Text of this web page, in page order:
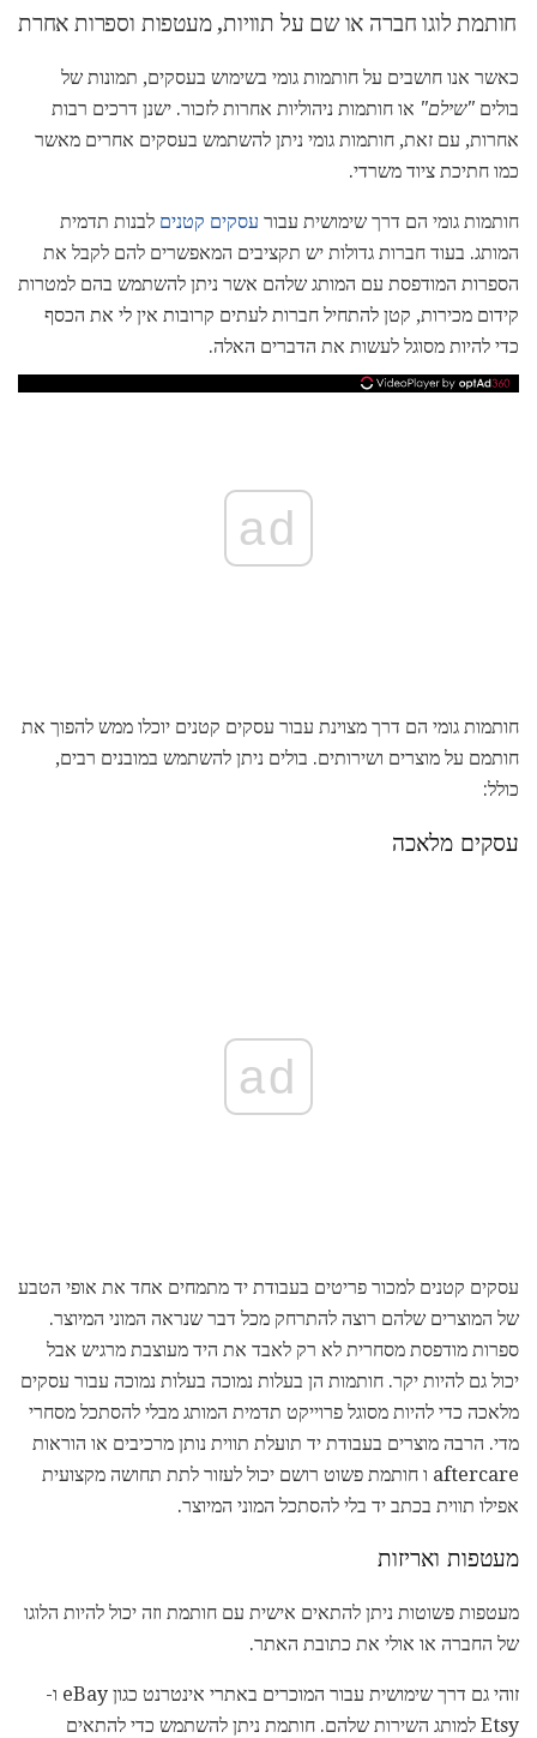
חותמת לוגו חברה או שם על תוויות, מעטפות וספרות אחרת
כאשר אנו חושבים על חותמות גומי בשימוש בעסקים, תמונות של
בולים "שילם" או חותמות ניהוליות אחרות לזכור. ישנן דרכים רבות
אחרות, עם זאת, חותמות גומי ניתן להשתמש בעסקים אחרים מאשר
כמו חתיכת ציוד משרדי.
חותמות גומי הם דרך שימושית עבור עסקים קטנים לבנות תדמית
המותג. בעוד חברות גדולות יש תקציבים המאפשרים להם לקבל את
הספרות המודפסת עם המותג שלהם אשר ניתן להשתמש בהם למטרות
קידום מכירות, קטן להתחיל חברות לעתים קרובות אין לי את הכסף
כדי להיות מסוגל לעשות את הדברים האלה.
ad
חותמות גומי הם דרך מצוינת עבור עסקים קטנים יוכלו ממש להפוך את
חותמם על מוצרים ושירותים. בולים ניתן להשתמש במובנים רבים,
כולל:
עסקים מלאכה
ad
עסקים קטנים למכור פריטים בעבודת יד מתמחים אחד את אופי הטבע
של המוצרים שלהם רוצה להתרחק מכל דבר שנראה המוני המיוצר.
ספרות מודפסת מסחרית לא רק לאבד את היד מעוצבת מרגיש אבל
יכול גם להיות יקר. חותמות הן בעלות נמוכה בעלות נמוכה עבור עסקים
מלאכה כדי להיות מסוגל פרוייקט תדמית המותג מבלי להסתכל מסחרי
מדי. הרבה מוצרים בעבודת יד תועלת תווית נותן מרכיבים או הוראות
aftercare ו חותמת פשוט רושם יכול לעזור לתת תחושה מקצועית
אפילו תווית בכתב יד בלי להסתכל המוני המיוצר.
מעטפות ואריזות
מעטפות פשוטות ניתן להתאים אישית עם חותמת וזה יכול להיות הלוגו
של החברה או אולי את כתובת האתר.
זוהי גם דרך שימושית עבור המוכרים באתרי אינטרנט כגון eBay ו-
Etsy למותג השירות שלהם. חותמת ניתן להשתמש כדי להתאים